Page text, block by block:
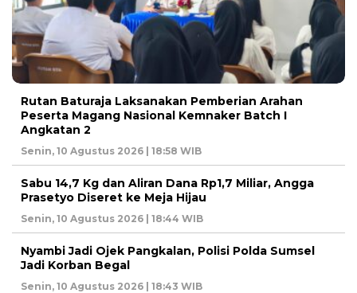
Rutan Baturaja Laksanakan Pemberian Arahan
Peserta Magang Nasional Kemnaker Batch I
Angkatan 2
Senin, 10 Agustus 2026 | 18:58 WIB
Sabu 14,7 Kg dan Aliran Dana Rp1,7 Miliar, Angga
Prasetyo Diseret ke Meja Hijau
Senin, 10 Agustus 2026 | 18:44 WIB
Nyambi Jadi Ojek Pangkalan, Polisi Polda Sumsel
Jadi Korban Begal
Senin, 10 Agustus 2026 | 18:43 WIB